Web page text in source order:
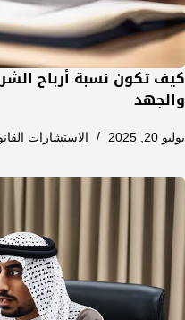
كيف تكون نسبة أرباح
والجهد
يوليو 20, 2025 الاستشارات